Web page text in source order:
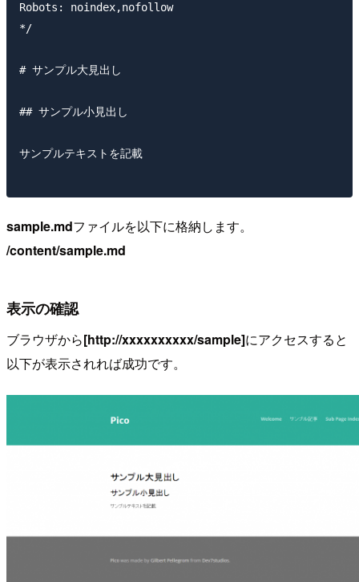
Robots: noindex,nofollow
*/
# サンプル大見出し
## サンプル小見出し
サンプルテキストを記載
sample.mdファイルを以下に格納します。
/content/sample.md
表示の確認
ブラウザから[http://xxxxxxxxxx/sample]にアクセスすると
以下が表示されれば成功です。